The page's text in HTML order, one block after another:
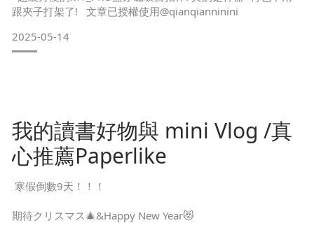
跟夾子打架了! 文章已授權使用@qianqianninini
2025-05-14
我的讀書好物與 mini Vlog /真
心推薦Paperlike
寒假倒數9天！！！
期待クリスマス🎄&Happy New Year😻